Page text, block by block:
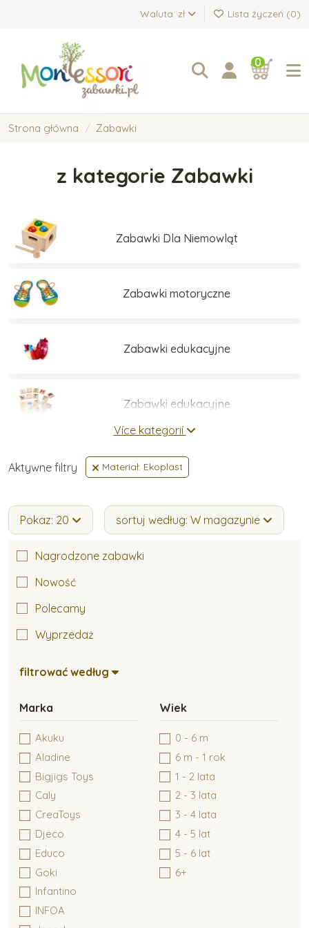
Waluta: zł Lista życzeń (0)
0
Strona główna Zabawki
z kategorie Zabawki
Zabawki Dla Niemowląt
Zabawki motoryczne
Zabawki edukacyjne
Zabawki edukacyjne
Zestawy do budowania
Gry i łamigłówki
Zabawki dla niemowlaków
Zabawki do 6 miesiąca
Zabawki dla dzieci do 1 roku
Více kategorií
Aktywne filtry Materiał: Ekoplast
Pokaz: 20 sortuj według: W magazynie
filtrować według
Nagrodzone zabawki
Nowość
Polecamy
Wyprzedaż
Marka
Akuku
Aladine
Bigjigs Toys
Caly
CreaToys
Djeco
Educo
Goki
Infantino
INFOA
Wiek
0 - 6 m
6 m - 1 rok
1 - 2 lata
2 - 3 lata
3 - 4 lata
4 - 5 lat
5 - 6 lat
6+